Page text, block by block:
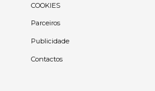
COOKIES
Parceiros
Publicidade
Contactos